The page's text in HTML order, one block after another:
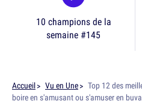
10 champions de la
semaine #145
Accueil Vu en Une
Top 12 des
boire en s'amusant ou s'amuser en